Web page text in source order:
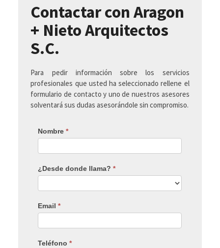
Contactar con Aragon
+ Nieto Arquitectos
S.C.
Para pedir información sobre los servicios
profesionales que usted ha seleccionado rellene el
formulario de contacto y uno de nuestros asesores
solventará sus dudas asesorándole sin compromiso.
Nombre*
¿Desde donde llama?*
Email*
Teléfono*